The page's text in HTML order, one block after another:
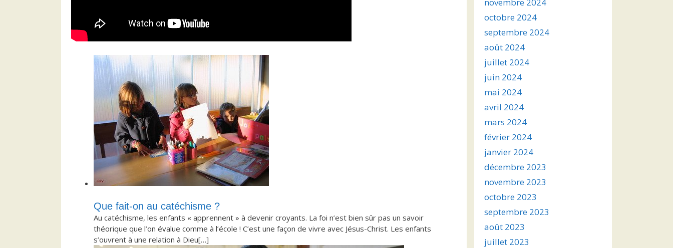
Que fait-on au catéchisme ?
Au catéchisme, les enfants « apprennent » à devenir croyants. La foi n’est bien sûr pas un savoir
théorique que l’on évalue comme à l’école ! C’est une façon de vivre avec Jésus-Christ. Les enfants
s’ouvrent à une relation à Dieu[…]
octobre 2024
septembre 2024
août 2024
juillet 2024
juin 2024
mai 2024
avril 2024
mars 2024
février 2024
janvier 2024
décembre 2023
novembre 2023
octobre 2023
septembre 2023
août 2023
juillet 2023